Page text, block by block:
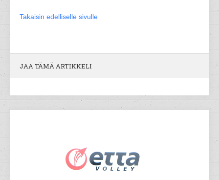
Takaisin edelliselle sivulle
JAA TÄMÄ ARTIKKELI